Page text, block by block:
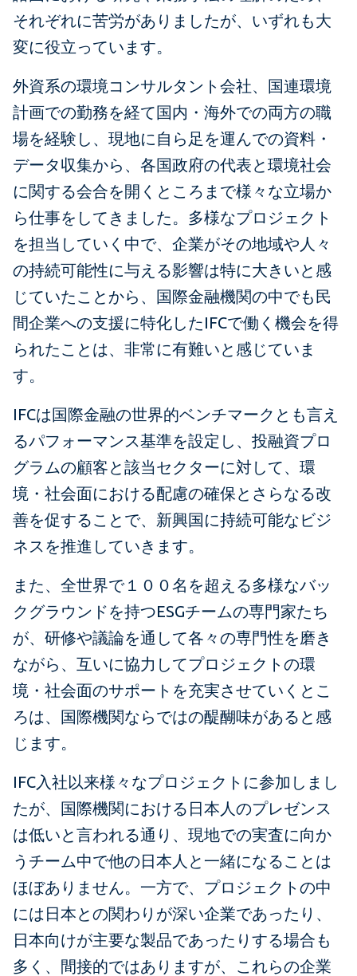
それぞれに苦労がありましたが、いずれも大
変に役立っています。
外資系の環境コンサルタント会社、国連環境
計画での勤務を経て国内・海外での両方の職
場を経験し、現地に自ら足を運んでの資料・
データ収集から、各国政府の代表と環境社会
に関する会合を開くところまで様々な立場か
ら仕事をしてきました。多様なプロジェクト
を担当していく中で、企業がその地域や人々
の持続可能性に与える影響は特に大きいと感
じていたことから、国際金融機関の中でも民
間企業への支援に特化したIFCで働く機会を得
られたことは、非常に有難いと感じていま
す。
IFCは国際金融の世界的ベンチマークとも言え
るパフォーマンス基準を設定し、投融資プロ
グラムの顧客と該当セクターに対して、環
境・社会面における配慮の確保とさらなる改
善を促することで、新興国に持続可能なビジ
ネスを推進していきます。
また、全世界で１００名を超える多様なバッ
クグラウンドを持つESGチームの専門家たち
が、研修や議論を通して各々の専門性を磨き
ながら、互いに協力してプロジェクトの環
境・社会面のサポートを充実させていくとこ
ろは、国際機関ならではの醍醐味があると感
じます。
IFC入社以来様々なプロジェクトに参加しまし
たが、国際機関における日本人のプレゼンス
は低いと言われる通り、現地での実査に向か
うチーム中で他の日本人と一緒になることは
ほぼありません。一方で、プロジェクトの中
には日本との関わりが深い企業であったり、
日本向けが主要な製品であったりする場合も
多く、間接的ではありますが、これらの企業